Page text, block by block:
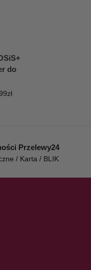
do
zł
Przelewy24
/ Karta / BLIK